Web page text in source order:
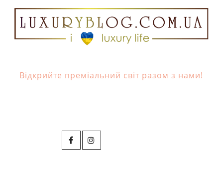
Відкрийте преміальний світ разом з нами!